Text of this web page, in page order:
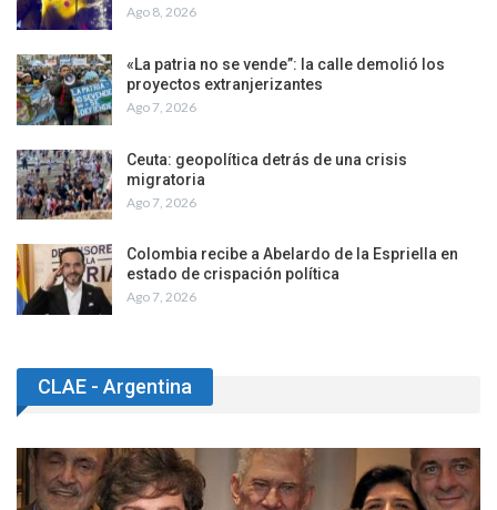
Ago 8, 2026
«La patria no se vende”: la calle demolió los
proyectos extranjerizantes
Ago 7, 2026
Ceuta: geopolítica detrás de una crisis
migratoria
Ago 7, 2026
Colombia recibe a Abelardo de la Espriella en
estado de crispación política
Ago 7, 2026
CLAE - Argentina